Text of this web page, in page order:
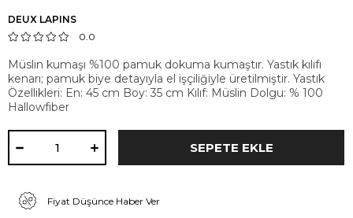
DEUX LAPINS
0.0
Müslin kumaşı %100 pamuk dokuma kumaştır. Yastık kılıfı
kenarı; pamuk biye detayıyla el işçiliğiyle üretilmiştir. Yastık
Özellikleri: En: 45 cm Boy: 35 cm Kılıf: Müslin Dolgu: % 100
Hallowfiber
Fiyat Düşünce Haber Ver